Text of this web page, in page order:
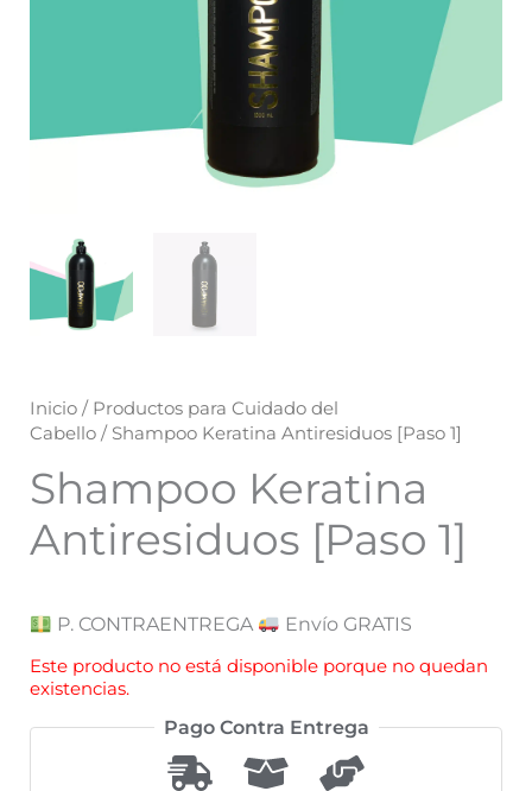
Inicio / Productos para Cuidado del
Cabello / Shampoo Keratina Antiresiduos [Paso 1]
Shampoo Keratina
Antiresiduos [Paso 1]
P. CONTRAENTREGA Envío GRATIS
Este producto no está disponible porque no quedan
existencias.
Pago Contra Entrega